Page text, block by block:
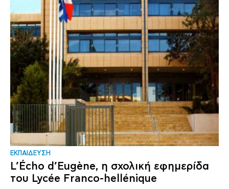
ΕΚΠΑΙΔΕΥΣΗ
L’Écho d’Eugène, η σχολική εφημερίδα
του Lycée Franco-hellénique